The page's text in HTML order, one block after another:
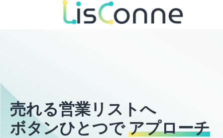
売れる営業リストへ
ボタンひとつでアプローチ